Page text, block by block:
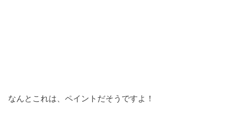
なんとこれは、ペイントだそうですよ！